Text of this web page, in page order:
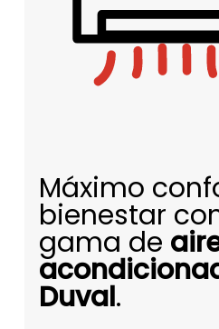
Máximo
bienestar
gama de
Duval.